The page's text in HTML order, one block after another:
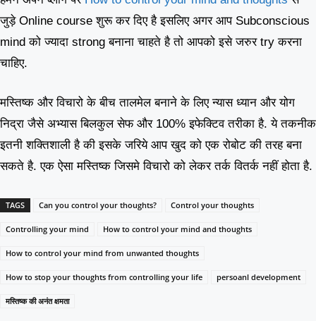
जुड़े Online course शुरू कर दिए है इसलिए अगर आप Subconscious
mind को ज्यादा strong बनाना चाहते है तो आपको इसे जरुर try करना
चाहिए.
मस्तिष्क और विचारो के बीच तालमेल बनाने के लिए न्यास ध्यान और योग
निद्रा जैसे अभ्यास बिलकुल सेफ और 100% इफेक्टिव तरीका है. ये तकनीक
इतनी शक्तिशाली है की इसके जरिये आप खुद को एक रोबोट की तरह बना
सकते है. एक ऐसा मस्तिष्क जिसमे विचारो को लेकर तर्क वितर्क नहीं होता है.
TAGS Can you control your thoughts? Control your thoughts
Controlling your mind How to control your mind and thoughts
How to control your mind from unwanted thoughts
How to stop your thoughts from controlling your life persoanl development
मस्तिष्क की अनंत क्षमता